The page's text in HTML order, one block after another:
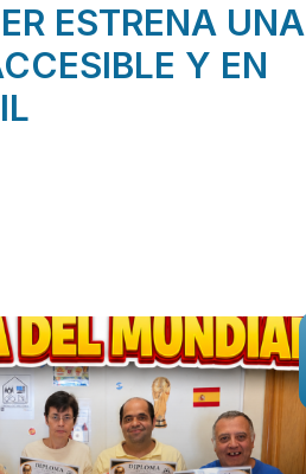
ESTRENA UNA
Y EN